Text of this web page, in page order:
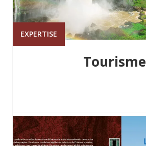
EXPERTISE
Tourisme